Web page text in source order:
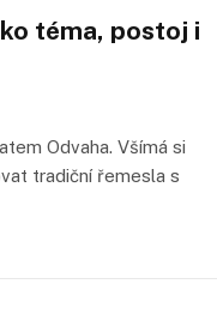
téma, postoj i
Odvaha. Všímá si
tradiční řemesla s